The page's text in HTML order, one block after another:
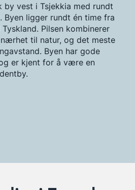
by vest i Tsjekkia med rundt
Byen ligger rundt én time fra
Pilsen kombinerer
til natur, og det meste
Byen har gode
er kjent for å være en